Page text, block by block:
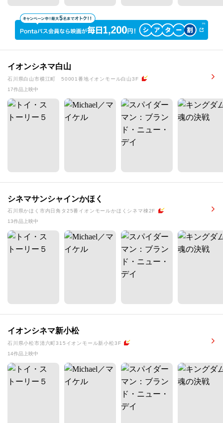
イオンシネマ白山
石川県白山市横江町 50001番地イオンモール白山3F
17作品上映中
シネマサンシャインかほく
石川県かほく市内日角タ25番イオンモールかほくシネマ棟2F
13作品上映中
イオンシネマ新小松
石川県小松市清六町315イオンモール新小松3F
14作品上映中